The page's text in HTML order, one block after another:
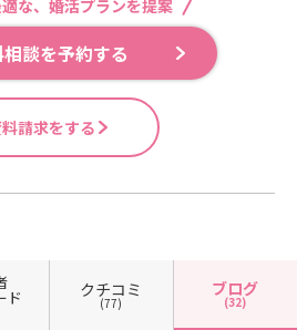
かったです…笑だからデートと女子
会の服装を分けてましたね。
な、婚活プランを提案
談を予約する
請求をする
ド クチコミ
(77)
ブログ
(32)